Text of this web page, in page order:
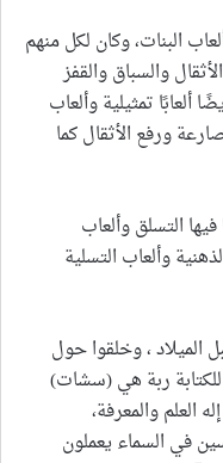
البنات، وكان لكل منهم
والسباق والقفز
ألعابًا تمثيلية وألعاب
ورفع الأثقال كما
التسلق وألعاب
وألعاب التسلية
الميلاد ، وخلقوا حول
للكتابة ربة هي (سشات)
العلم والمعرفة،
في السماء يعملون